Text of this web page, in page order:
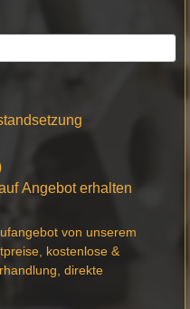
Angebot erhalten
von unserem
kostenlose &
direkte